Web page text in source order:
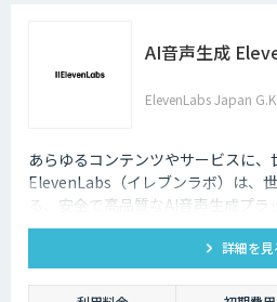
AI音声生成
ElevenLabs Japan G.K.
あらゆるコンテンツやサービスに、
ElevenLabs（イレブンラボ）は、
る、安全で高品質なAI音声生成プラ
の技術で自然な音声を生成し、多
グ機能も、悪用を防ぐ倫理的ガード
詳細を見